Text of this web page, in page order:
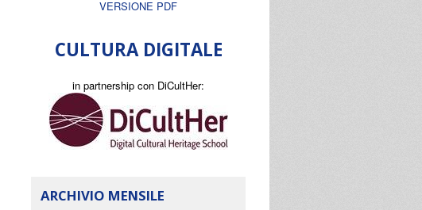
VERSIONE PDF
CULTURA DIGITALE
in partnership con DiCultHer:
ARCHIVIO MENSILE